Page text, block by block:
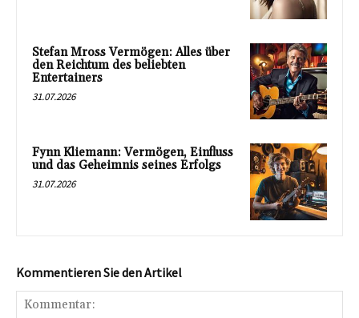
Stefan Mross Vermögen: Alles über
den Reichtum des beliebten
Entertainers
31.07.2026
Fynn Kliemann: Vermögen, Einfluss
und das Geheimnis seines Erfolgs
31.07.2026
Kommentieren Sie den Artikel